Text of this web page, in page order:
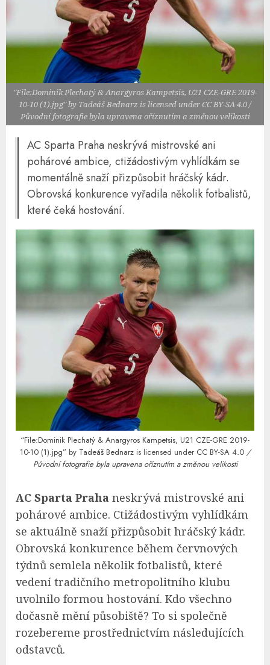
"File:Dominik Plechatý & Anargyros Kampetsis, U21 CZE-GRE 2019-
10-10 (1).jpg" by Tadeáš Bednarz is licensed under CC BY-SA 4.0 /
Původní fotografie byla upravena oříznutím a změnou velikosti
AC Sparta Praha neskrývá mistrovské ani
pohárové ambice, ctižádostivým vyhlídkám se
momentálně snaží přizpůsobit hráčský kádr.
Obrovská konkurence vyřadila několik fotbalistů,
které čeká hostování.
“File:Dominik Plechatý & Anargyros Kampetsis, U21 CZE-GRE 2019-
10-10 (1).jpg” by Tadeáš Bednarzis licensed under CC BY-SA 4.0/
Původní fotografie byla upravena oříznutím a změnou velikosti
AC Sparta Praha neskrývá mistrovské ani
pohárové ambice. Ctižádostivým vyhlídkám
se aktuálně snaží přizpůsobit hráčský kádr.
Obrovská konkurence během červnových
týdnů semlela několik fotbalistů, které
vedení tradičního metropolitního klubu
uvolnilo formou hostování. Kdo všechno
dočasně mění působiště? To si společně
rozebereme prostřednictvím následujících
odstavců.